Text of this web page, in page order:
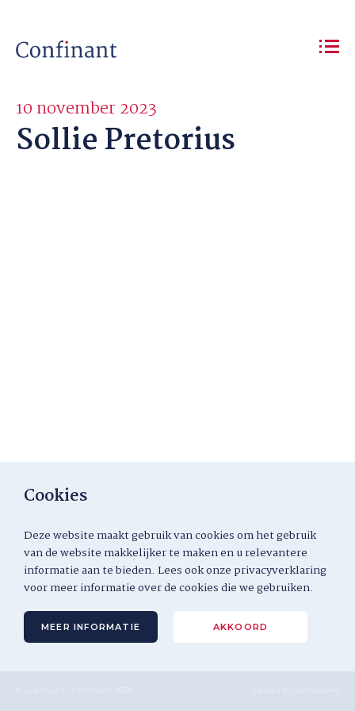
10 november 2023
Sollie Pretorius
Cookies
Deze website maakt gebruik van cookies om het gebruik
van de website makkelijker te maken en u relevantere
informatie aan te bieden. Lees ook onze privacyverklaring
voor meer informatie over de cookies die we gebruiken.
MEER INFORMATIE AKKOORD